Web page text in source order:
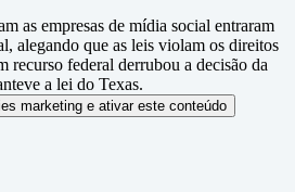
as empresas de mídia social entraram
alegando que as leis violam os direitos
recurso federal derrubou a decisão da
a lei do Texas.
marketing e ativar este conteúdo